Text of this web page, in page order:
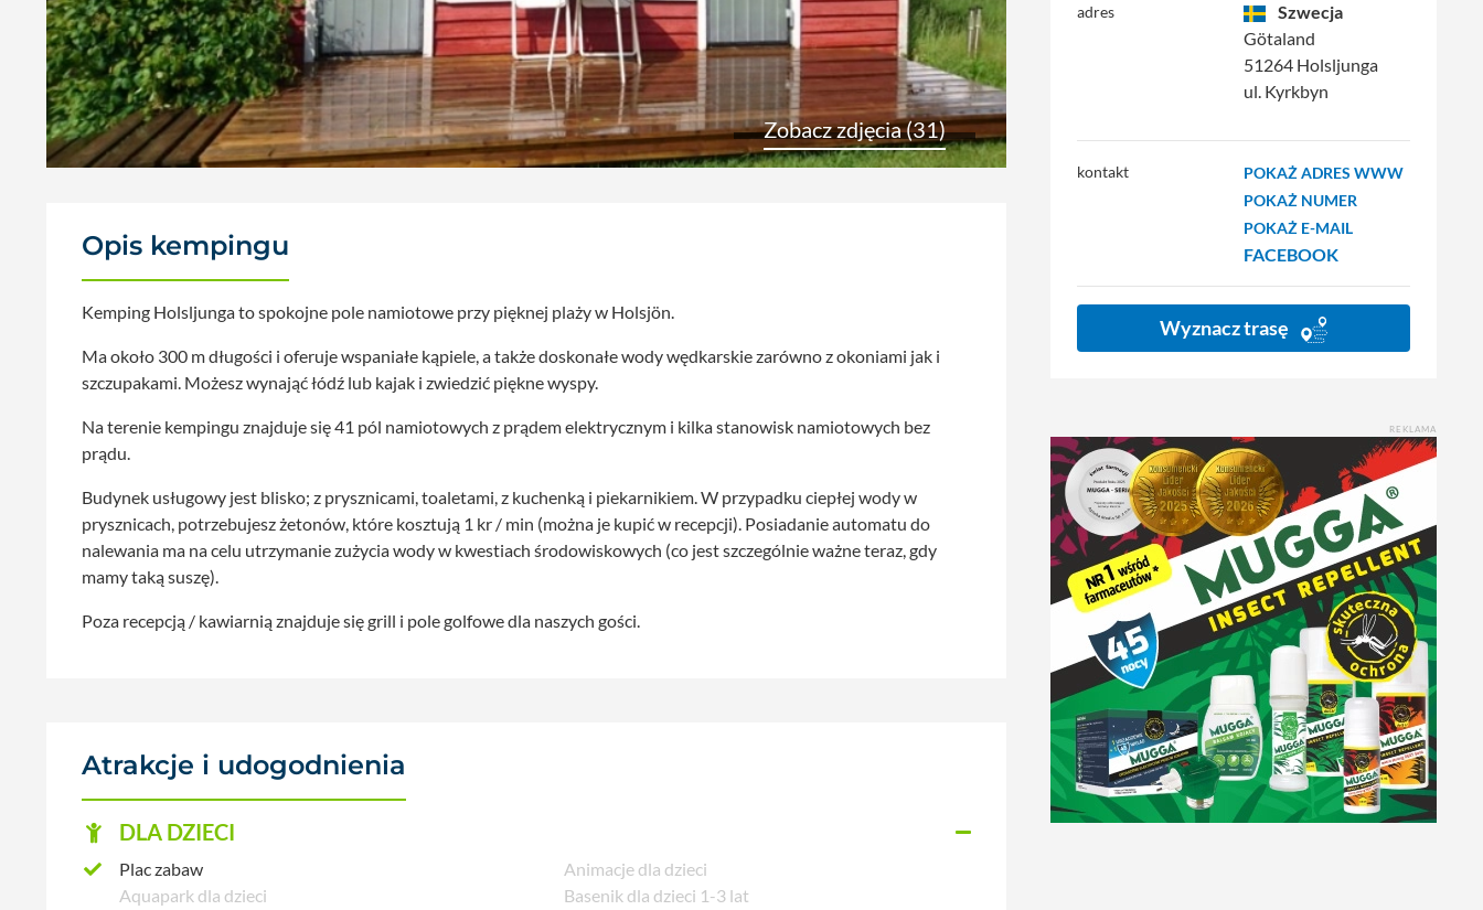
Zobacz zdjęcia (31)
Opis kempingu
Kemping Holsljunga to spokojne pole namiotowe przy pięknej plaży w Holsjön.
Ma około 300 m długości i oferuje wspaniałe kąpiele, a także doskonałe wody wędkarskie zarówno z okoniami jak i
szczupakami. Możesz wynająć łódź lub kajak i zwiedzić piękne wyspy.
Na terenie kempingu znajduje się 41 pól namiotowych z prądem elektrycznym i kilka stanowisk namiotowych bez
prądu.
Budynek usługowy jest blisko; z prysznicami, toaletami, z kuchenką i piekarnikiem. W przypadku ciepłej wody w
prysznicach, potrzebujesz żetonów, które kosztują 1 kr / min (można je kupić w recepcji). Posiadanie automatu do
nalewania ma na celu utrzymanie zużycia wody w kwestiach środowiskowych (co jest szczególnie ważne teraz, gdy
mamy taką suszę).
Poza recepcją / kawiarnią znajduje się grill i pole golfowe dla naszych gości.
Atrakcje i udogodnienia
DLA DZIECI
Plac zabaw
Animacje dla dzieci
Aquapark dla dzieci
Basenik dla dzieci 1-3 lat
adres
Szwecja
Götaland
51264 Holsljunga
ul. Kyrkbyn
kontakt
POKAŻ ADRES WWW
POKAŻ NUMER
POKAŻ E-MAIL
FACEBOOK
Wyznacz trasę
REKLAMA